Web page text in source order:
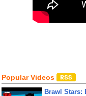
Popular Videos
Brawl Stars: